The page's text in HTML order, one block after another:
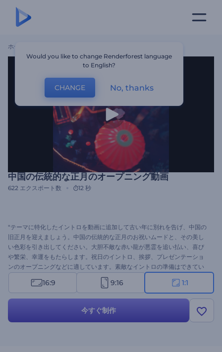
ホーム
中国の伝統的な正月のオープニング動画
622 エクスポート数 12 秒
"テーマに特化したイントロを動画に追加して古い年に別れを告げ、中国の
旧正月を迎えましょう。中国の伝統的な正月のお祝いムードと、その美し
い色彩を引き出してください。大胆不敵な赤い龍が悪霊を追い払い、喜び
や繁栄、幸運をもたらします。祝日のイントロ、挨拶、プレゼンテーショ
ンのオープニングなどに適しています。素敵なイントロの準備はできてい
16:9 9:16 1:1
今すぐ制作
Would you like to change Renderforest language
to English?
CHANGE No, thanks